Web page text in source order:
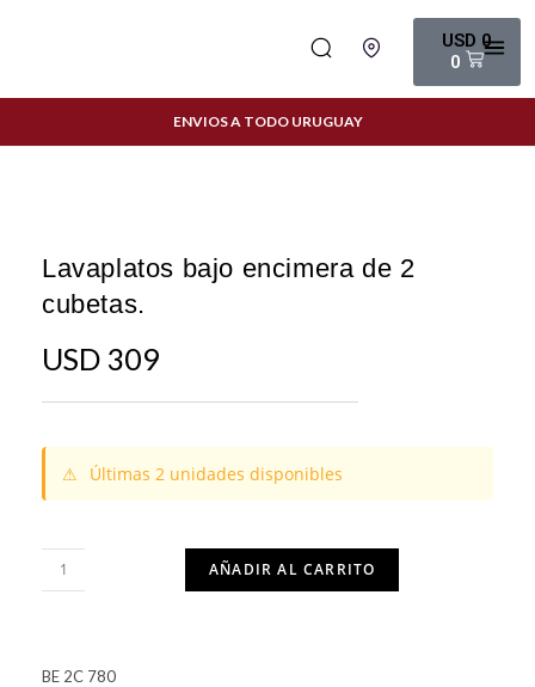
USD 0
0
ENVIOS A TODO URUGUAY
Lavaplatos bajo encimera de 2
cubetas.
USD 309
⚠ Últimas 2 unidades disponibles
AÑADIR AL CARRITO
BE 2C 780